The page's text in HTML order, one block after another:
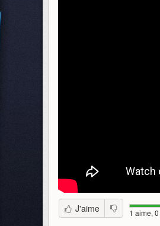
J'aime 1 aime,